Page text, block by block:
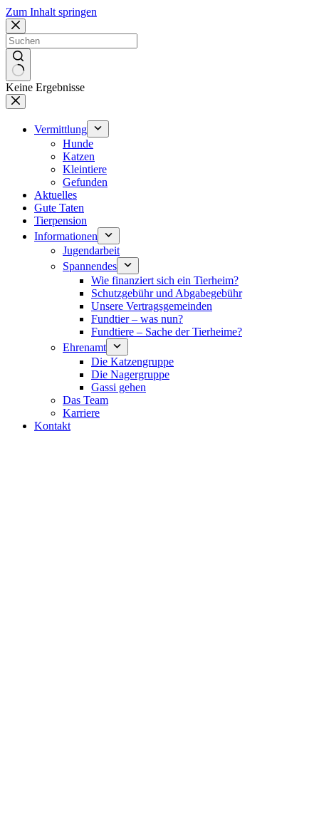
Zum Inhalt springen
Keine Ergebnisse
Vermittlung
Hunde
Katzen
Kleintiere
Gefunden
Aktuelles
Gute Taten
Tierpension
Informationen
Jugendarbeit
Spannendes
Wie finanziert sich ein Tierheim?
Schutzgebühr und Abgabegebühr
Unsere Vertragsgemeinden
Fundtier – was nun?
Fundtiere – Sache der Tierheime?
Ehrenamt
Die Katzengruppe
Die Nagergruppe
Gassi gehen
Das Team
Karriere
Kontakt